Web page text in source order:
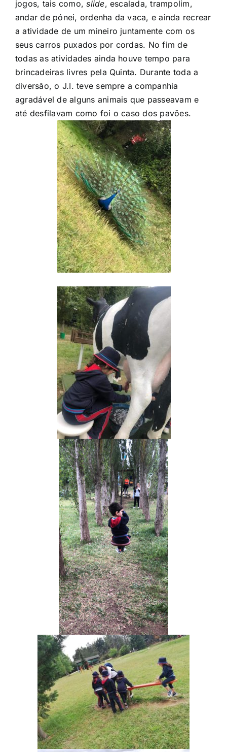
jogos, tais como,slide, escalada, trampolim,
andar de pónei, ordenha da vaca, e ainda recrear
a atividade de um mineiro juntamente com os
seus carros puxados por cordas. No fim de
todas as atividades ainda houve tempo para
brincadeiras livres pela Quinta. Durante toda a
diversão, o J.I. teve sempre a companhia
agradável de alguns animais que passeavam e
até desfilavam como foi o caso dos pavões.